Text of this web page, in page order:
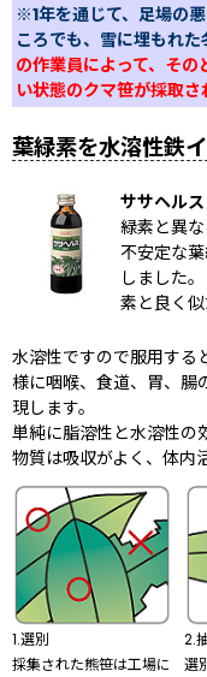
※1年を通じて、足場の
ころでも、雪に埋もれた
の作業員によって、その
い状態のクマ笹が採取さ
葉緑素を水溶性鉄
ササヘルス
緑素と異
不安定な
しました
素と良く似
水溶性ですので服用する
様に咽喉、食道、胃、腸
現します。
単純に脂溶性と水溶性の
物質は吸収がよく、体内
1.選別
採集された熊笹は工場に
2.
選